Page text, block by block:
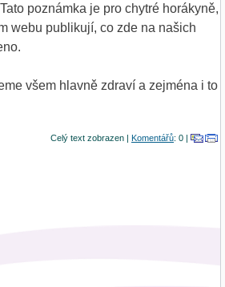
poznámka je pro chytré horákyně,
webu publikují, co zde na našich
všem hlavně zdraví a zejména i to
Celý text zobrazen | Komentářů: 0 |